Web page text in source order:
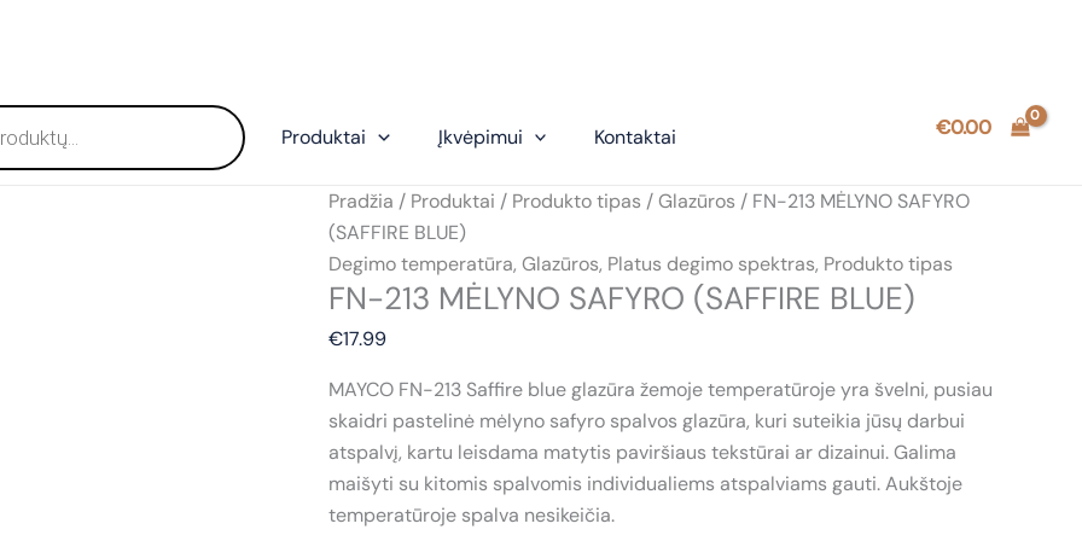
Produktai Įkvėpimui Kontaktai €0.00
Pradžia / Produktai / Produkto tipas /Glazūros / FN-213 MĖLYNO SAFYRO
(SAFFIRE BLUE)
Degimo temperatūra, Glazūros, Platus degimo spektras, Produkto tipas
FN-213 MĖLYNO SAFYRO (SAFFIRE BLUE)
€17.99
MAYCO FN-213 Saffire blue glazūra žemoje temperatūroje yra švelni, pusiau
skaidri pastelinė mėlyno safyro spalvos glazūra, kuri suteikia jūsų darbui
atspalvį, kartu leisdama matytis paviršiaus tekstūrai ar dizainui. Galima
maišyti su kitomis spalvomis individualiems atspalviams gauti. Aukštoje
temperatūroje spalva nesikeičia.